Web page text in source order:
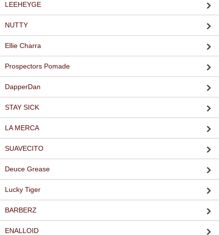
LEEHEYGE
NUTTY
Ellie Charra
Prospectors Pomade
DapperDan
STAY SICK
LA MERCA
SUAVECITO
Deuce Grease
Lucky Tiger
BARBERZ
ENALLOID